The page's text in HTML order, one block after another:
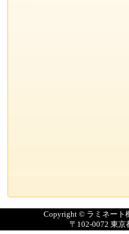
Copyright © ラミネー
〒102-0072 東